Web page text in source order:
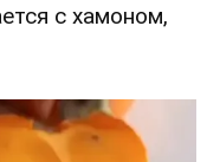
с хамоном,